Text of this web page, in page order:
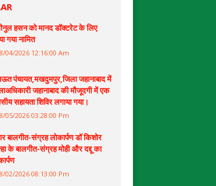
हसन को मानद डॉक्टरेट के लिए
गया नामित
8/04/2026 12:16:00 Am
पंचायत,मखदुमपुर,जिला जहानाबाद में
जहानाबाद की मौजूदगी में एक
सहायता शिविर लगाया गया।
8/05/2026 03:28:00 Pm
बालगीत-संग्रह लोकार्पण डॉ किशोर
के बालगीत-संग्रह मोही और दद्दू का
8/02/2026 08:13:00 Pm